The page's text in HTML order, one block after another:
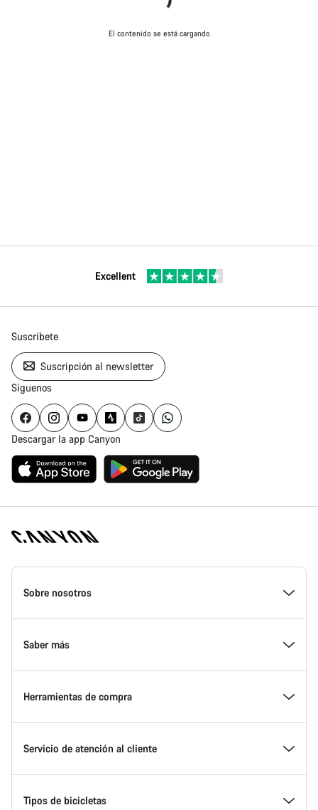
El contenido se está cargando
Excellent
Suscríbete
Suscripción al newsletter
Síguenos
Descargar la app Canyon
Canyon
Homepage
Sobre nosotros
Conoce Canyon
Innovación en Canyon
Canyon Factory Racing
Premios
Saber más
Eventos
Encuentra un punto de servicio Canyon
Equipos, deportistas y ciclistas
Herramientas de compra
Encuentra tu bicicleta
Bicicletas disponibles
Servicio de atención al cliente
Centro de ayuda
Tipos de bicicletas